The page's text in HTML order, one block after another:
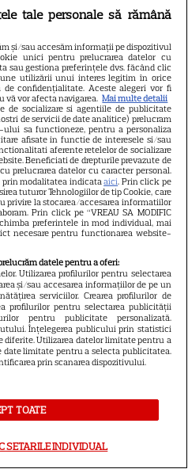
de ce a
lui Grey”.
Rhimes
pentru
de pepene galben –
tale personale să rămână
și/sau accesăm informații pe dispozitivul
unici pentru prelucrarea datelor cu
sau gestiona preferințele dvs. făcând clic
utilizării unui interes legitim în orice
confidențialitate. Aceste alegeri vor fi
vă vor afecta navigarea. Mai multe detalii
de socializare si agentiile de publicitate
de servicii de date analitice) prelucram
sa functioneze, pentru a personaliza
afisate in functie de interesele si/sau
aferente retelelor de socializare
Beneficiati de drepturile prevazute de
prelucrarea datelor cu caracter personal.
prin modalitatea indicataaici. Prin click pe
tuturor Tehnologiilor de tip Cookie, care
privire la stocarea/accesarea informatiilor
Prin click pe “VREAU SA MODIFIC
preferintele in mod individual, mai
necesare pentru functionarea website-
datele pentru a oferi:
Utilizarea profilurilor pentru selectarea
și/sau accesarea informațiilor de pe un
serviciilor. Crearea profilurilor de
profilurilor pentru selectarea publicității
pentru publicitate personalizată.
Înțelegerea publicului prin statistici
diferite. Utilizarea datelor limitate pentru a
limitate pentru a selecta publicitatea.
prin scanarea dispozitivului.
TOATE
SETARILE INDIVIDUAL